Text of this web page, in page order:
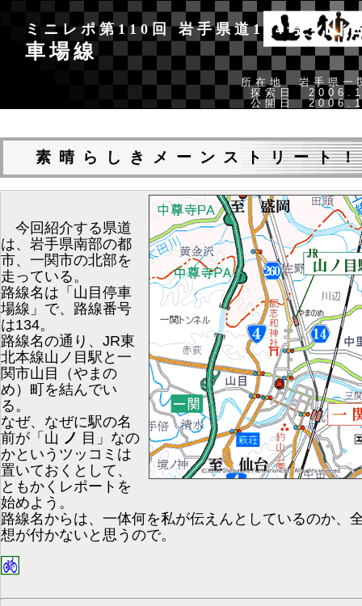
ミニレポ第110回 岩手県道134号山
車場線
所在地 岩手県
探索日
公開日
素晴らしきメーンストリー
今回紹介する県道
は、岩手県南部の都
市、一関市の北部を
走っている。
路線名は「山目停車
場線」で、路線番号
は134。
路線名の通り、JR東
北本線山ノ目駅と一
関市山目（やまの
め）町を結んでい
る。
なぜ、なぜに駅の名
前が「山 ノ 目」なの
かというツッコミは
置いておくとして、
ともかくレポートを
始めよう。
路線名からは、一体何を私が伝えんとしているのか、
想が付かないと思うので。